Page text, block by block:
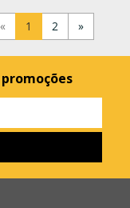
« 1 2 »
promoções